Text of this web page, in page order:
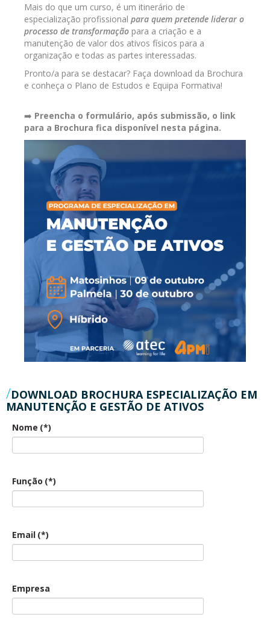
Mais do que um curso, é um itinerário de
especialização profissional para quem pretende liderar o
processo de transformação para a criação e a
manutenção de valor dos ativos físicos para a
organização e todas as partes interessadas.
Pronto/a para se destacar? Faça download da Brochura
e conheça o Plano de Estudos e Equipa Formativa!
➡️ Preencha o formulário, após submissão, o link
para a Brochura fica disponível nesta página.
DOWNLOAD BROCHURA ESPECIALIZAÇÃO EM
MANUTENÇÃO E GESTÃO DE ATIVOS
Nome (*)
Função (*)
Email (*)
Empresa